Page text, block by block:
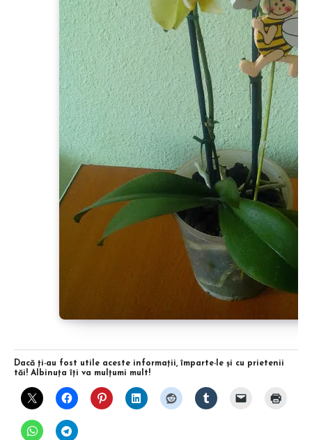
Dacă ţi-au fost utile aceste informaţii, împarte-le şi cu prietenii
tăi! Albinuţa îţi va mulţumi mult!